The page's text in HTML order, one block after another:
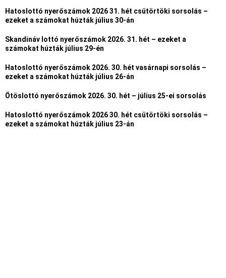
Hatoslottó nyerőszámok 2026 31. hét csütörtöki sorsolás –
ezeket a számokat húzták július 30-án
Skandináv lottó nyerőszámok 2026. 31. hét – ezeket a
számokat húzták július 29-én
Hatoslottó nyerőszámok 2026. 30. hét vasárnapi sorsolás –
ezeket a számokat húzták július 26-án
Ötöslottó nyerőszámok 2026. 30. hét – július 25-ei sorsolás
Hatoslottó nyerőszámok 2026 30. hét csütörtöki sorsolás –
ezeket a számokat húzták július 23-án